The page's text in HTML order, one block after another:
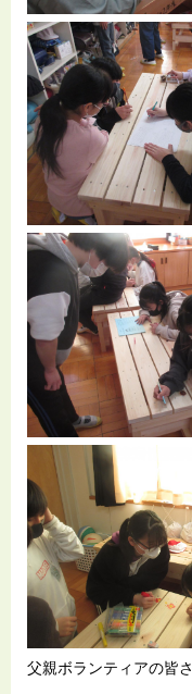
父親ボランティアの皆